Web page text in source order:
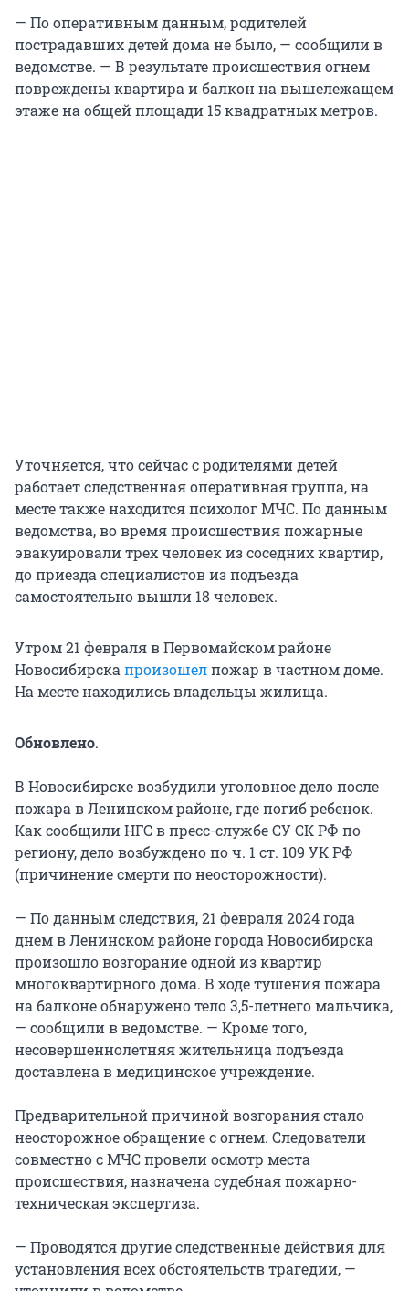
— По оперативным данным, родителей
пострадавших детей дома не было, — сообщили в
ведомстве. — В результате происшествия огнем
повреждены квартира и балкон на вышележащем
этаже на общей площади 15 квадратных метров.
Уточняется, что сейчас с родителями детей
работает следственная оперативная группа, на
месте также находится психолог МЧС. По данным
ведомства, во время происшествия пожарные
эвакуировали трех человек из соседних квартир,
до приезда специалистов из подъезда
самостоятельно вышли 18 человек.
Утром 21 февраля в Первомайском районе
Новосибирска произошелпожар в частном доме.
На месте находились владельцы жилища.
Обновлено.
В Новосибирске возбудили уголовное дело после
пожара в Ленинском районе, где погиб ребенок.
Как сообщили НГС в пресс-службе СУ СК РФ по
региону, дело возбуждено по ч. 1 ст. 109 УК РФ
(причинение смерти по неосторожности).
— По данным следствия, 21 февраля 2024 года
днем в Ленинском районе города Новосибирска
произошло возгорание одной из квартир
многоквартирного дома. В ходе тушения пожара
на балконе обнаружено тело 3,5-летнего мальчика,
— сообщили в ведомстве. — Кроме того,
несовершеннолетняя жительница подъезда
доставлена в медицинское учреждение.
Предварительной причиной возгорания стало
неосторожное обращение с огнем. Следователи
совместно с МЧС провели осмотр места
происшествия, назначена судебная пожарно-
техническая экспертиза.
— Проводятся другие следственные действия для
установления всех обстоятельств трагедии, —